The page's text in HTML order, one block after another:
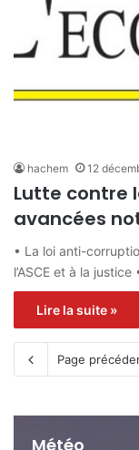
hachem 12
Lutte contre
avancées
• La loi anti-
l’ASCE et à la
Lire la suite »
Page
Météo